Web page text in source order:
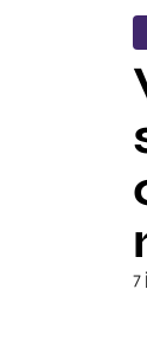
7